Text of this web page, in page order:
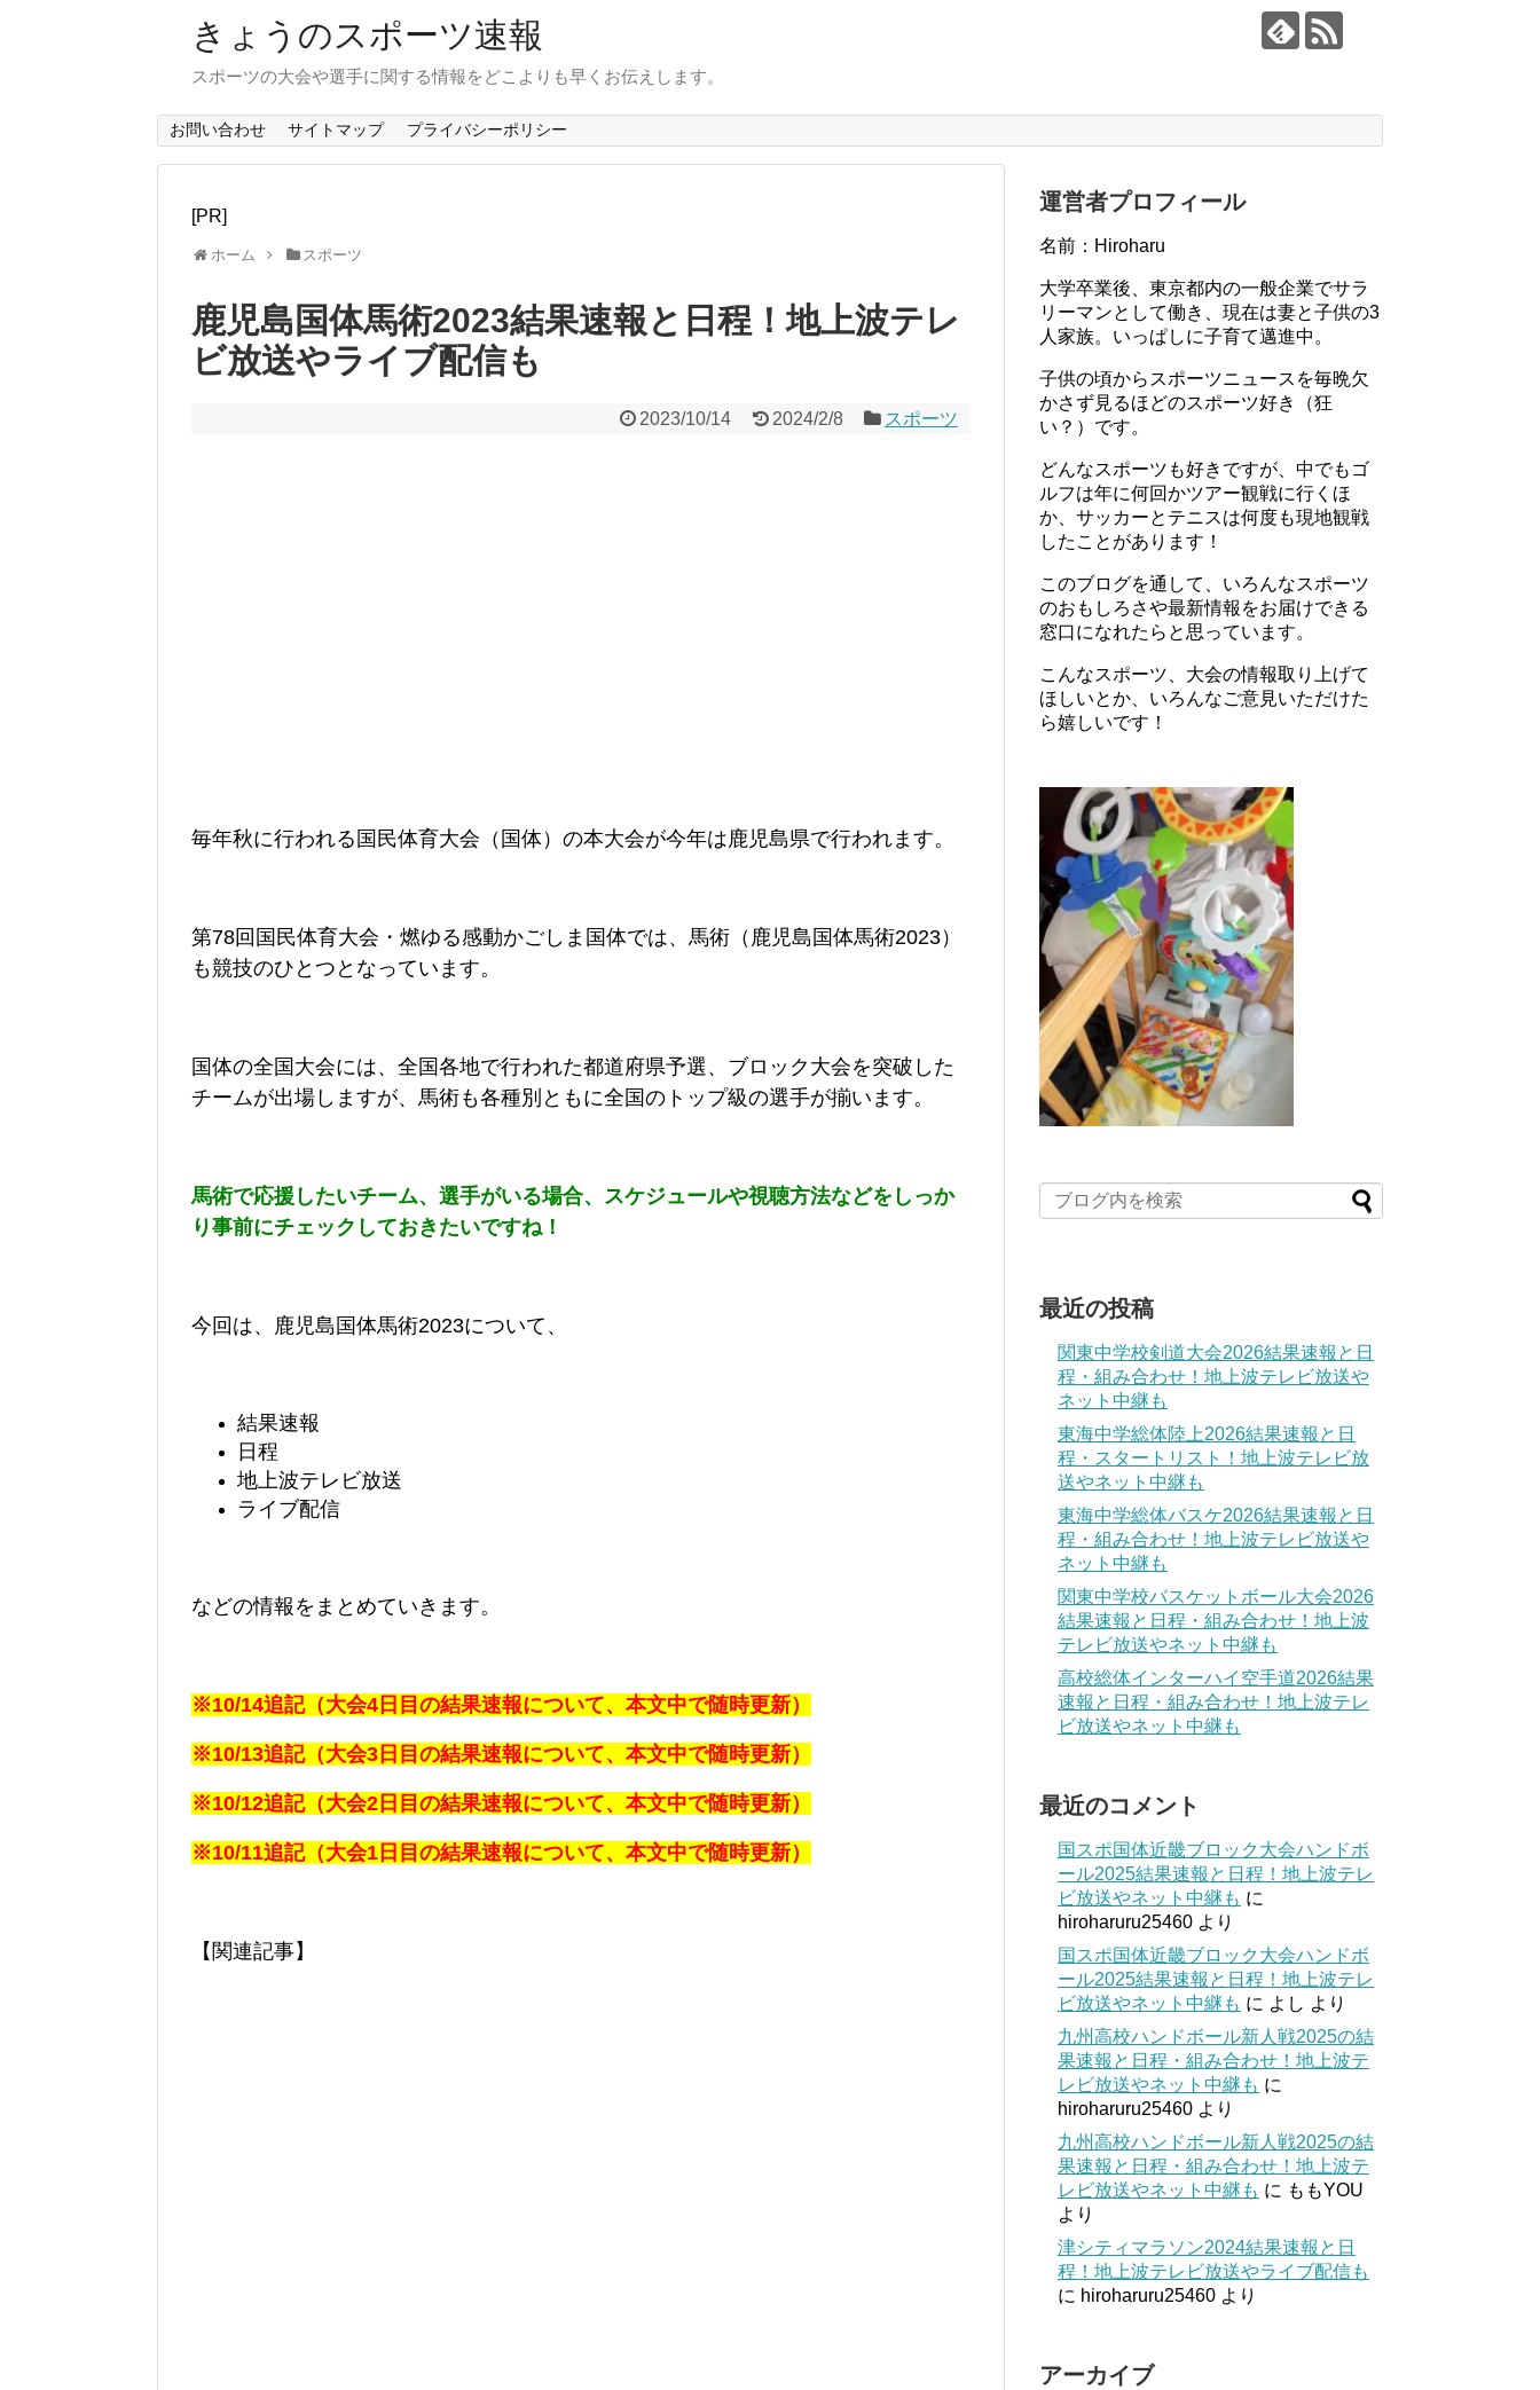
きょうのスポーツ速報
スポーツの大会や選手に関する情報をどこよりも早くお伝えします。
お問い合わせ サイトマップ プライバシーポリシー
[PR]
ホーム スポーツ
鹿児島国体馬術2023結果速報と日程！地上波テレ
ビ放送やライブ配信も
2023/10/14 2024/2/8 スポーツ
毎年秋に行われる国民体育大会（国体）の本大会が今年は鹿児島県で行われます。
第78回国民体育大会・燃ゆる感動かごしま国体では、馬術 （鹿児島国体馬術2023）
も競技のひとつとなっています。
国体の全国大会には、全国各地で行われた都道府県予選、ブロック大会を突破した
チームが出場しますが、馬術も各種別ともに全国のトップ級の選手が揃います。
馬術で応援したいチーム、選手がいる場合、スケジュールや視聴方法などをしっか
り事前にチェックしておきたいですね！
今回は、鹿児島国体馬術2023について、
結果速報
日程
地上波テレビ放送
ライブ配信
などの情報をまとめていきます。
※10/14追記（大会4日目の結果速報について、本文中で随時更新）
※10/13追記（大会3日目の結果速報について、本文中で随時更新）
※10/12追記（大会2日目の結果速報について、本文中で随時更新）
※10/11追記（大会1日目の結果速報について、本文中で随時更新）
【関連記事】
運営者プロフィール
名前：Hiroharu
大学卒業後、東京都内の一般企業でサラ
リーマンとして働き、現在は妻と子供の3
人家族。いっぱしに子育て邁進中。
子供の頃からスポーツニュースを毎晩欠
かさず見るほどのスポーツ好き（狂
い？）です。
どんなスポーツも好きですが、中でもゴ
ルフは年に何回かツアー観戦に行くほ
か、サッカーとテニスは何度も現地観戦
したことがあります！
このブログを通して、いろんなスポーツ
のおもしろさや最新情報をお届けできる
窓口になれたらと思っています。
こんなスポーツ、大会の情報取り上げて
ほしいとか、いろんなご意見いただけた
ら嬉しいです！
最近の投稿
関東中学校剣道大会2026結果速報と日
程・組み合わせ！地上波テレビ放送や
ネット中継も
東海中学総体陸上2026結果速報と日
程・スタートリスト！地上波テレビ放
送やネット中継も
東海中学総体バスケ2026結果速報と日
程・組み合わせ！地上波テレビ放送や
ネット中継も
関東中学校バスケットボール大会2026
結果速報と日程・組み合わせ！地上波
テレビ放送やネット中継も
高校総体インターハイ空手道2026結果
速報と日程・組み合わせ！地上波テレ
ビ放送やネット中継も
最近のコメント
国スポ国体近畿ブロック大会ハンドボ
ール2025結果速報と日程！地上波テレ
ビ放送やネット中継も に
hiroharuru25460 より
国スポ国体近畿ブロック大会ハンドボ
ール2025結果速報と日程！地上波テレ
ビ放送やネット中継も に よし より
九州高校ハンドボール新人戦2025の結
果速報と日程・組み合わせ！地上波テ
レビ放送やネット中継も に
hiroharuru25460 より
九州高校ハンドボール新人戦2025の結
果速報と日程・組み合わせ！地上波テ
レビ放送やネット中継も に ももYOU
より
津シティマラソン2024結果速報と日
程！地上波テレビ放送やライブ配信も
に hiroharuru25460 より
アーカイブ